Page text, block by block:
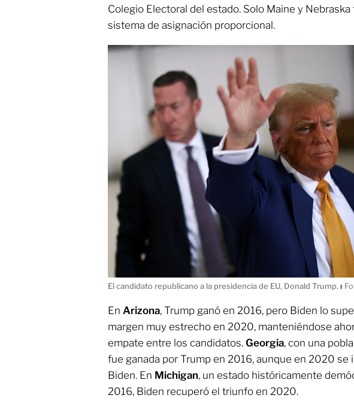
Colegio Electoral del estado. Solo Maine y Nebraska
sistema de asignación proporcional.
El candidato republicano a la presidencia de EU, Donald Trump. ı
En Arizona, Trump ganó en 2016, pero Biden lo
margen muy estrecho en 2020, manteniéndose
empate entre los candidatos. Georgia, con una
fue ganada por Trump en 2016, aunque en 2020 se
Biden. En Michigan, un estado históricamente
2016, Biden recuperó el triunfo en 2020.